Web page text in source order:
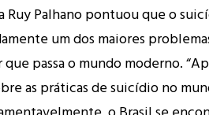
Ruy Palhano pontuou que o
um dos maiores
passa o mundo moderno.
as práticas de suicídio no